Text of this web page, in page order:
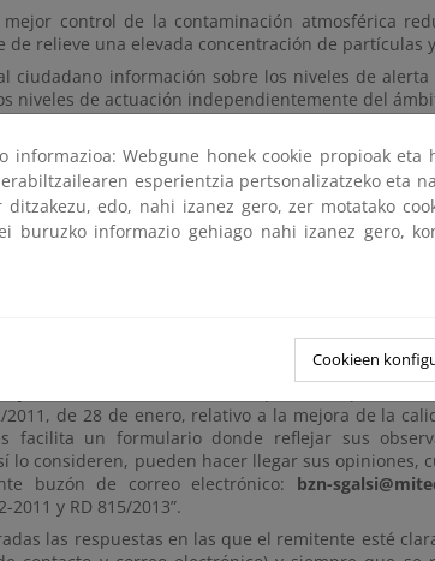
control de la contaminación atmosférica
de relieve una elevada concentración de partículas
ciudadano información sobre los niveles de
niveles de actuación independientemente del
de lo posible que se alcance el umbral
se superan los valores límite u objetivo a
de la población de una mala calidad del aire.
de emisiones industriales:
conocimiento por parte del público de las
del procedimiento de revisión de las
lo previsto en el artículo 26.6 de la Ley 50/
Jurídico del Sector Público, se pone a
2011, de 28 de enero, relativo a la mejora de la
facilita un formulario donde reflejar sus
lo consideren, pueden hacer llegar sus
buzón de correo electrónico: bzn-
2011 y RD 815/2013”.
las respuestas en las que el remitente esté
informazioa: Webgune honek cookie propioak eta
esperientzia pertsonalizatzeko eta
ditzakezu, edo, nahi izanez gero, zer motatako
buruzko informazio gehiago nahi izanez gero,
Cookieen